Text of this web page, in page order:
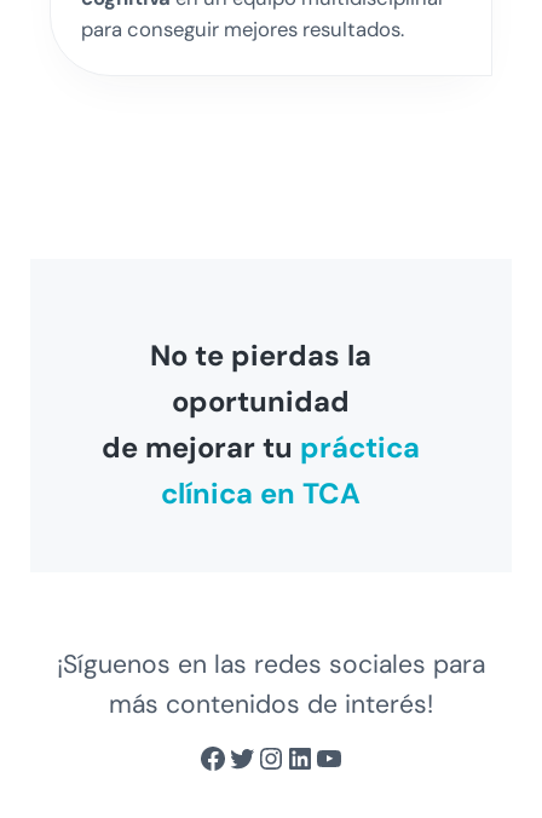
para conseguir mejores resultados.
No te pierdas la
oportunidad
de mejorar tu práctica
clínica en TCA
¡Síguenos en las redes sociales para
más contenidos de interés!
Facebook
Twitter
Instagram
LinkedIn
YouTube